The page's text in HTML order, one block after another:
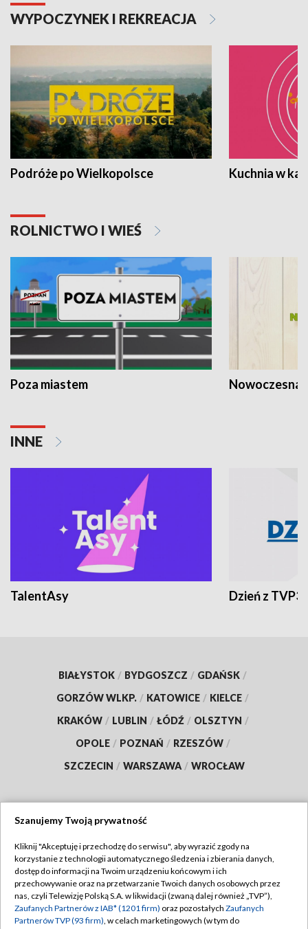
WYPOCZYNEK I REKREACJA
Podróże po Wielkopolsce Kuchnia w
ROLNICTWO I WIEŚ
Poza miastem Nowoczesna
INNE
TalentAsy Dzień z TVP3
BIAŁYSTOK / BYDGOSZCZ / GDAŃSK /
GORZÓW WLKP. / KATOWICE / KIELCE /
KRAKÓW / LUBLIN / ŁÓDŹ / OLSZTYN /
OPOLE / POZNAŃ / RZESZÓW /
SZCZECIN / WARSZAWA / WROCŁAW
TVP
Abonament TVP
Emisja w TVP
Regulamin TVP
Polityka prywatności
Szanujemy Twoją prywatność
Kliknij "Akceptuję i przechodzę do serwisu", aby wyrazić zgody na
korzystanie z technologii automatycznego śledzenia i zbierania danych,
dostęp do informacji na Twoim urządzeniu końcowym i ich
przechowywanie oraz na przetwarzanie Twoich danych osobowych przez
nas, czyli Telewizję Polską S.A. w likwidacji (zwaną dalej również „TVP”),
Zaufanych Partnerów z IAB* (1201 firm) oraz pozostałych Zaufanych
Partnerów TVP (93 firm), w celach marketingowych (w tym do